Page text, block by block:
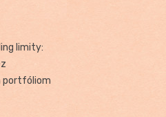
limity:
portfóliom